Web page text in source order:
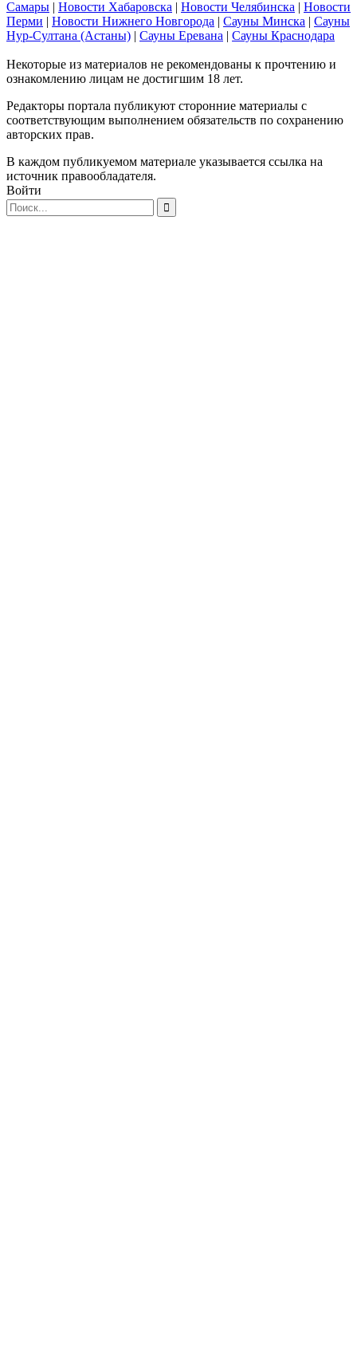
Самары | Новости Хабаровска | Новости Челябинска | Новости
Перми | Новости Нижнего Новгорода | Сауны Минска | Сауны
Нур-Султана (Астаны) | Сауны Еревана | Сауны Краснодара
Некоторые из материалов не рекомендованы к прочтению и
ознакомлению лицам не достигшим 18 лет.
Редакторы портала публикуют сторонние материалы с
соответствующим выполнением обязательств по сохранению
авторских прав.
В каждом публикуемом материале указывается ссылка на
источник правообладателя.
Войти